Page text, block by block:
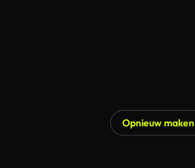
Opnieuw maken